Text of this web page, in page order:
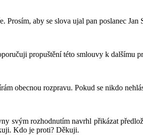
Prosím, aby se slova ujal pan poslanec
propuštění této smlouvy k dalšímu
obecnou rozpravu. Pokud se nikdo
svým rozhodnutím navrhl přikázat
Kdo je proti? Děkuji.